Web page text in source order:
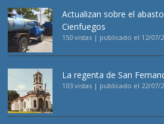
Actualizan sobre el
Cienfuegos
150 vistas | publicado el 12/07/
La regenta de San
103 vistas | publicado el 22/07/